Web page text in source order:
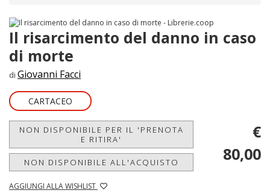
Il risarcimento del danno in caso
di morte
di Giovanni Facci
CARTACEO
NON DISPONIBILE PER IL 'PRENOTA
E RITIRA'
NON DISPONIBILE ALL'ACQUISTO
AGGIUNGI ALLA WISHLIST
€
80,00